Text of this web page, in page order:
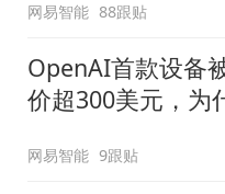
网易智能 88跟贴
OpenAI首款设备
价超300美元，为
网易智能 9跟贴